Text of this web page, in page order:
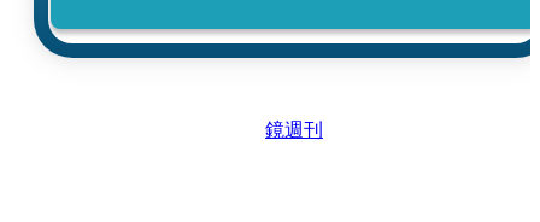
鏡週刊